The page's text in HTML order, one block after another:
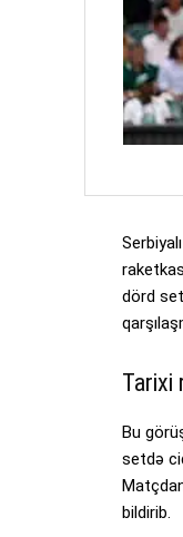
dörd
Tarixi
Bu
setdə
bildirib.